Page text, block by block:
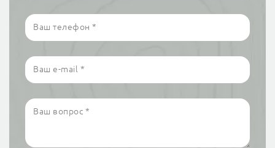
Ваш телефон *
Ваш e-mail *
Ваш вопрос *